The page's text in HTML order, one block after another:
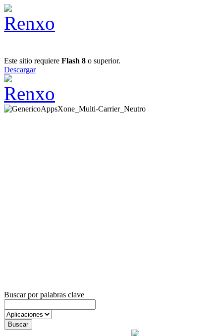
Este sitio requiere Flash 8 o superior.
Descargar
Buscar por palabras clave